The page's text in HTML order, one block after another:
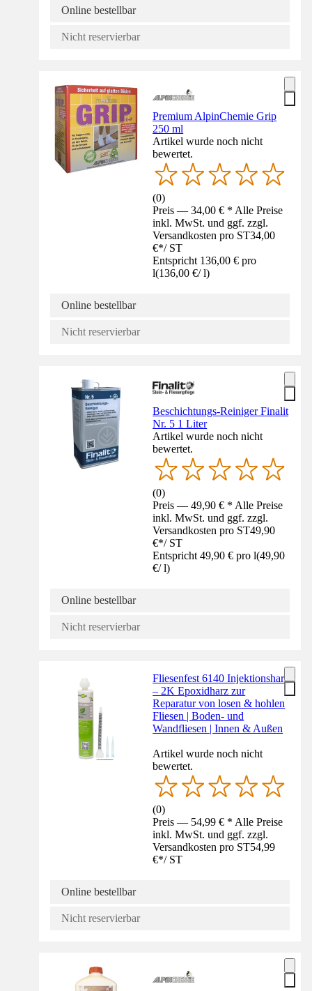
Online bestellbar
Nicht reservierbar
Premium AlpinChemie Grip
250 ml
Artikel wurde noch nicht
bewertet.
(0)
Preis — 34,00 € * Alle Preise
inkl. MwSt. und ggf. zzgl.
Versandkosten pro ST34,00
€*/ ST
Entspricht 136,00 € pro
l(136,00 €/ l)
Online bestellbar
Nicht reservierbar
Beschichtungs-Reiniger Finalit
Nr. 5 1 Liter
Artikel wurde noch nicht
bewertet.
(0)
Preis — 49,90 € * Alle Preise
inkl. MwSt. und ggf. zzgl.
Versandkosten pro ST49,90
€*/ ST
Entspricht 49,90 € pro l(49,90
€/ l)
Online bestellbar
Nicht reservierbar
Fliesenfest 6140 Injektionsharz
– 2K Epoxidharz zur
Reparatur von losen & hohlen
Fliesen | Boden- und
Wandfliesen | Innen & Außen
Artikel wurde noch nicht
bewertet.
(0)
Preis — 54,99 € * Alle Preise
inkl. MwSt. und ggf. zzgl.
Versandkosten pro ST54,99
€*/ ST
Online bestellbar
Nicht reservierbar